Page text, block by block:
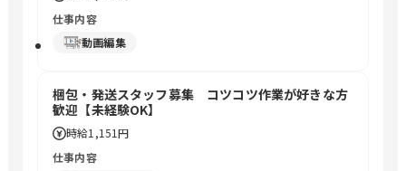
仕事内容
動画編集
梱包・発送スタッフ募集 コツコツ作業が好きな方
歓迎【未経験OK】
時給1,151円
仕事内容